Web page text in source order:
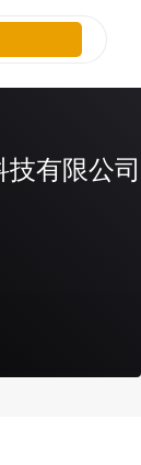
有限公司